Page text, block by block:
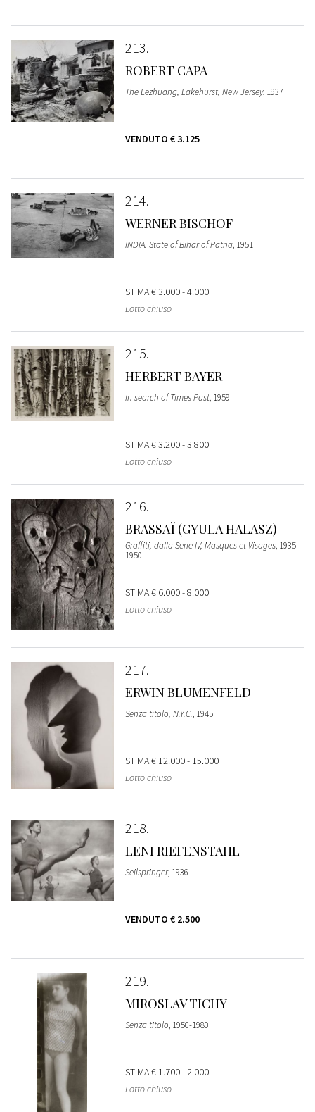
213
ROBERT CAPA
The Eezhuang, Lakehurst, New Jersey, 1937
VENDUTO € 3.125
214
WERNER BISCHOF
INDIA. State of Bihar of Patna, 1951
STIMA€ 3.000 - 4.000
Lotto chiuso
215
HERBERT BAYER
In search of Times Past, 1959
STIMA€ 3.200 - 3.800
Lotto chiuso
216
BRASSAÏ (GYULA HALASZ)
Graffiti, dalla Serie IV, Masques et Visages, 1935-
1950
STIMA€ 6.000 - 8.000
Lotto chiuso
217
ERWIN BLUMENFELD
Senza titolo, N.Y.C., 1945
STIMA€ 12.000 - 15.000
Lotto chiuso
218
LENI RIEFENSTAHL
Seilspringer, 1936
VENDUTO € 2.500
219
MIROSLAV TICHY
Senza titolo, 1950-1980
STIMA€ 1.700 - 2.000
Lotto chiuso